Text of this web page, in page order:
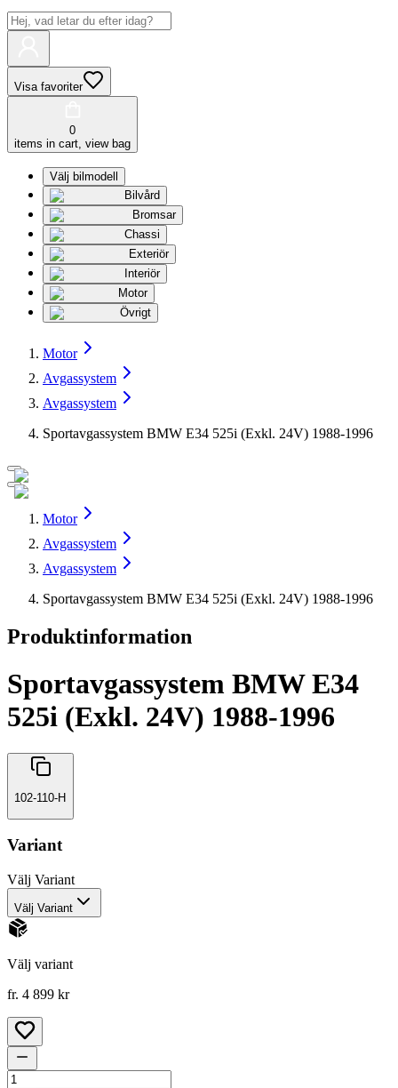
Visa favoriter
0
items in cart, view bag
Välj bilmodell
Bilvård
Bromsar
Chassi
Exteriör
Interiör
Motor
Övrigt
Motor
Avgassystem
Avgassystem
Sportavgassystem BMW E34 525i (Exkl. 24V) 1988-1996
Motor
Avgassystem
Avgassystem
Sportavgassystem BMW E34 525i (Exkl. 24V) 1988-1996
Produktinformation
Sportavgassystem BMW E34
525i (Exkl. 24V) 1988-1996
102-110-H
Variant
Välj Variant
Välj Variant
Välj variant
fr. 4 899 kr